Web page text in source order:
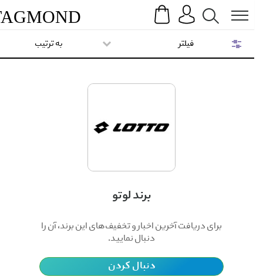
Search
TAGMOND
برند لوتو
برای دریافت آخرین اخبار و تخفیف‌های این برند، آن را
دنبال نمایید.
دنبال کردن
به ترتیب فیلتر